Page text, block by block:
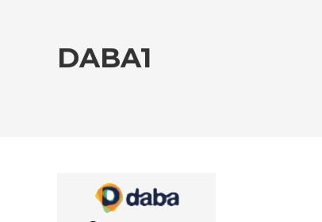
DABA1